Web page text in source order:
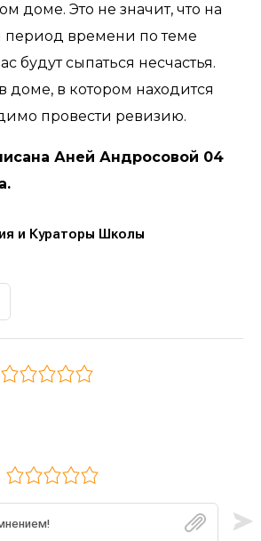
доме. Это не значит, что на
времени по теме
будут сыпаться несчастья.
доме, в котором находится
провести ревизию.
Аней Андросовой 04
и Кураторы Школы